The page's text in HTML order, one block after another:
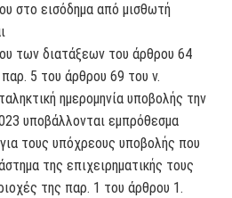
στο εισόδημα από μισθωτή
των διατάξεων του άρθρου 64
5 του άρθρου 69 του ν.
ημερομηνία υποβολής την
υποβάλλονται εμπρόθεσμα
τους υπόχρεους υποβολής που
της επιχειρηματικής τους
της παρ. 1 του άρθρου 1.